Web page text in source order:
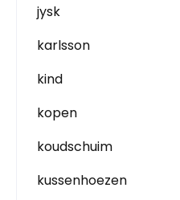
jysk
karlsson
kind
kopen
koudschuim
kussenhoezen